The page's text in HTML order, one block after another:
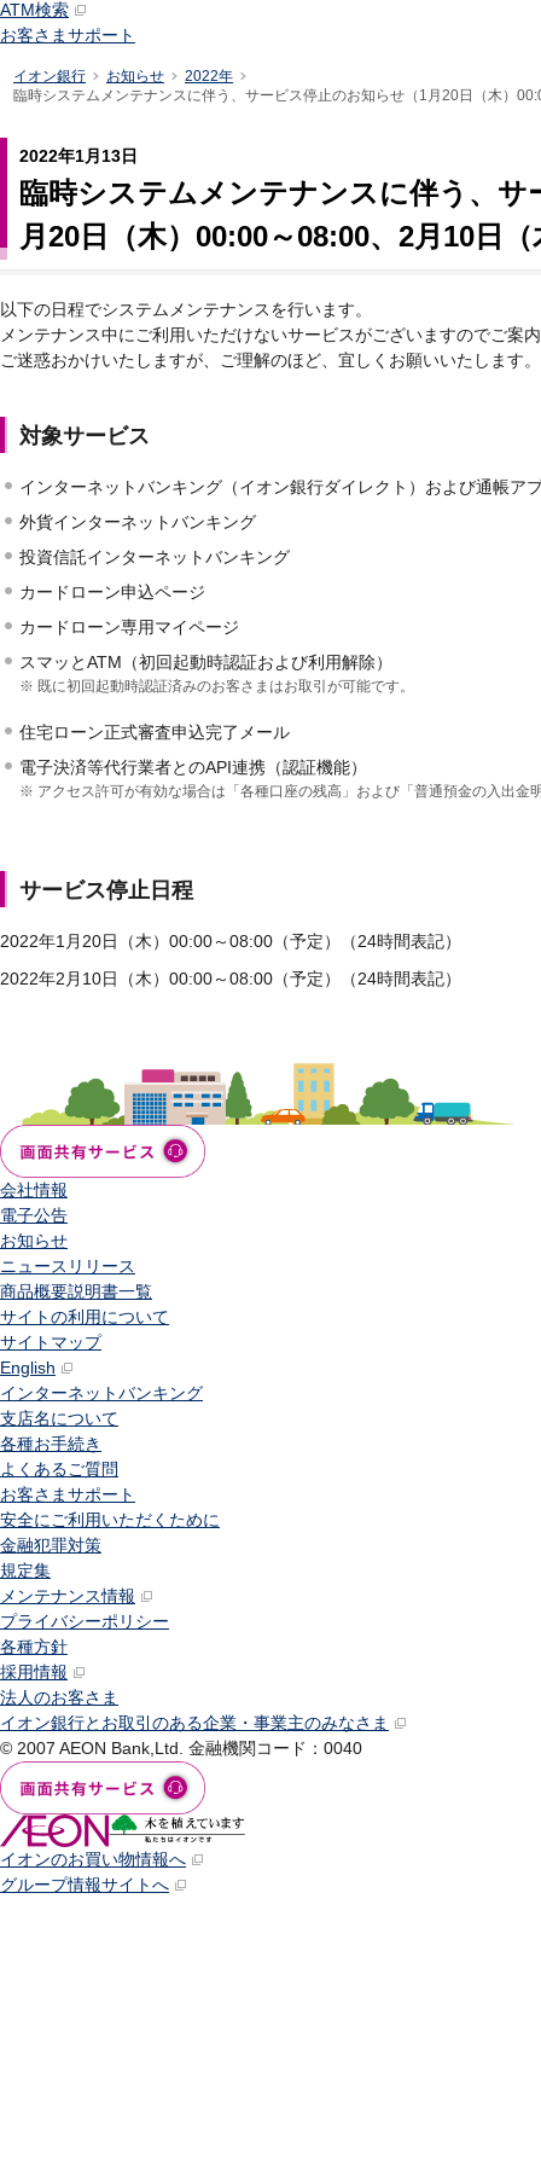
ATM検索
お客さまサポート
イオン銀行 お知らせ
2022年
臨時システムメンテナンスに伴う、サービス停止のお知らせ（1月20日（木）
2022年1月13日
臨時システムメンテナンスに伴う、サ
月20日（木）00:00～08:00、2月10日
以下の日程でシステムメンテナンスを行います。
メンテナンス中にご利用いただけないサービスがございますのでご案
ご迷惑おかけいたしますが、ご理解のほど、宜しくお願いいたします。
対象サービス
インターネットバンキング（イオン銀行ダイレクト）および通帳ア
外貨インターネットバンキング
投資信託インターネットバンキング
カードローン申込ページ
カードローン専用マイページ
スマッとATM（初回起動時認証および利用解除）
※ 既に初回起動時認証済みのお客さまはお取引が可能です。
住宅ローン正式審査申込完了メール
電子決済等代行業者とのAPI連携（認証機能）
※ アクセス許可が有効な場合は「各種口座の残高」および「普通預金の入出金
サービス停止日程
2022年1月20日（木）00:00～08:00（予定）（24時間表記）
2022年2月10日（木）00:00～08:00（予定）（24時間表記）
会社情報
電子公告
お知らせ
ニュースリリース
商品概要説明書一覧
サイトの利用について
サイトマップ
English
インターネットバンキング
支店名について
各種お手続き
よくあるご質問
お客さまサポート
安全にご利用いただくために
金融犯罪対策
規定集
メンテナンス情報
プライバシーポリシー
各種方針
採用情報
法人のお客さま
イオン銀行とお取引のある企業・事業主のみなさま
© 2007 AEON Bank,Ltd. 金融機関コード：0040
イオンのお買い物情報へ
グループ情報サイトへ